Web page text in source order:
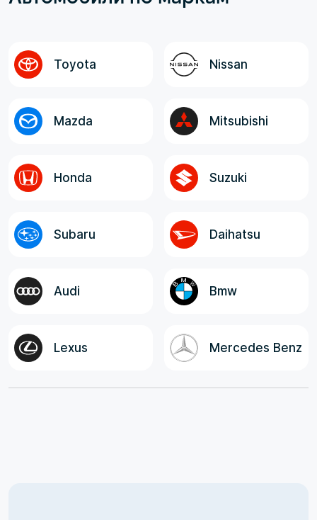
оговоренная, окончательная стоимость
логистов и экспедитора. Все
ответственные лица, в целом, отзывчивые,
Toyota Nissan
Mazda Mitsubishi
Honda Suzuki
Subaru Daihatsu
Audi Bmw
Lexus Mercedes Benz